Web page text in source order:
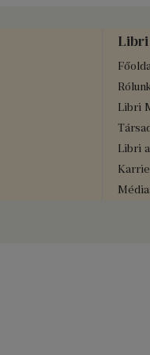
Libri
Libri
Libri